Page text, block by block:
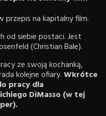
przepis na kapitalny film.
od siebie postaci. Jest
(Christian Bale).
ze swoją kochanką,
kolejne ofiary.Wkrótce
pracy dla
DiMasso (w tej